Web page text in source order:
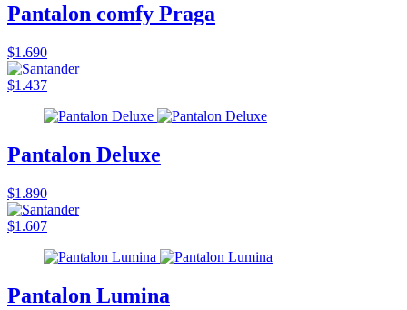
Pantalon comfy Praga
$1.690
$1.437
Pantalon Deluxe
$1.890
$1.607
Pantalon Lumina